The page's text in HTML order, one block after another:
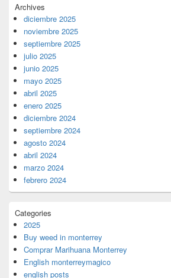
Archives
diciembre 2025
noviembre 2025
septiembre 2025
julio 2025
junio 2025
mayo 2025
abril 2025
enero 2025
diciembre 2024
septiembre 2024
agosto 2024
abril 2024
marzo 2024
febrero 2024
Categories
2025
Buy weed in monterrey
Comprar Marihuana Monterrey
English monterreymagico
english posts